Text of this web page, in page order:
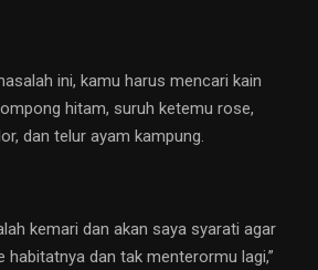
ini, kamu harus mencari kain
hitam, suruh ketemu rose,
dan telur ayam kampung.
kemari dan akan saya syarati agar
habitatnya dan tak menterormu lagi,”